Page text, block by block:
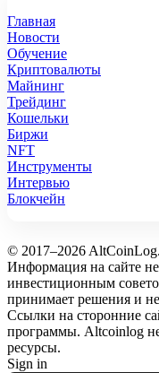
Главная
Новости
Обучение
Криптовалюты
Майнинг
Трейдинг
Кошельки
Биржи
NFT
Инструменты
Интервью
Блокчейн
© 2017–2026
Информация на сайте
инвестиционным
принимает решения и
Ссылки на сторонние
программы. Altcoinlog
ресурсы.
Sign in